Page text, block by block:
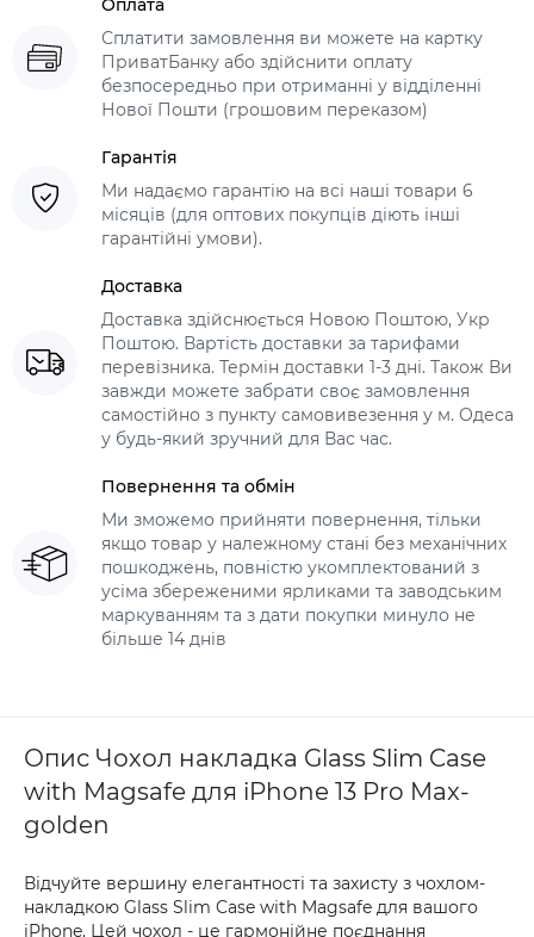
Оплата
Сплатити замовлення ви можете на картку
ПриватБанку або здійснити оплату
безпосередньо при отриманні у відділенні
Нової Пошти (грошовим переказом)
Гарантія
Ми надаємо гарантію на всі наші товари 6
місяців (для оптових покупців діють інші
гарантійні умови).
Доставка
Доставка здійснюється Новою Поштою, Укр
Поштою. Вартість доставки за тарифами
перевізника. Термін доставки 1-3 дні. Також Ви
завжди можете забрати своє замовлення
самостійно з пункту самовивезення у м. Одеса
у будь-який зручний для Вас час.
Повернення та обмін
Ми зможемо прийняти повернення, тільки
якщо товар у належному стані без механічних
пошкоджень, повністю укомплектований з
усіма збереженими ярликами та заводським
маркуванням та з дати покупки минуло не
більше 14 днів
Опис Чохол накладка Glass Slim Case
with Magsafe для iPhone 13 Pro Max-
golden
Відчуйте вершину елегантності та захисту з чохлом-
накладкою Glass Slim Case with Magsafe для вашого
iPhone. Цей чохол - це гармонійне поєднання